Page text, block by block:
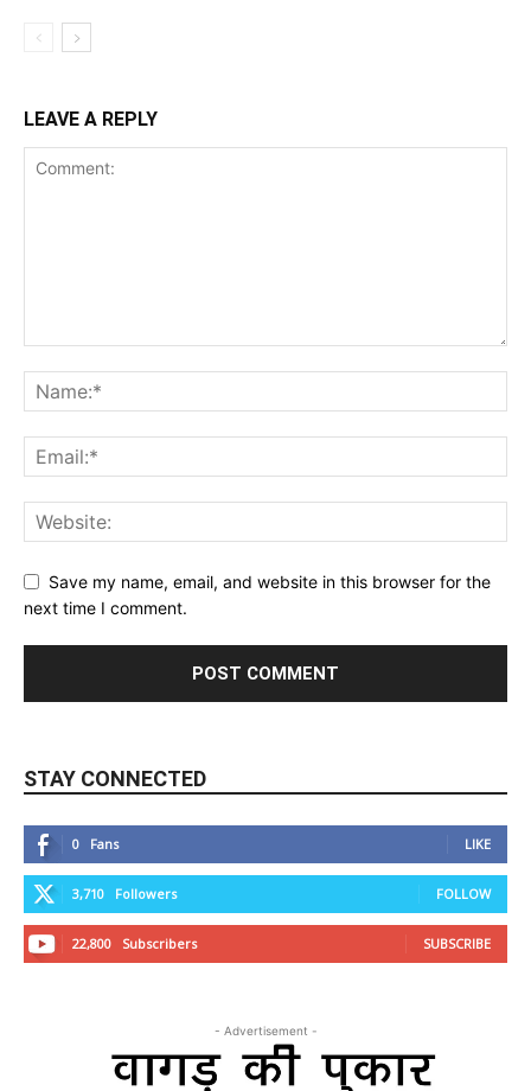
LEAVE A REPLY
Save my name, email, and website in this browser for the
next time I comment.
STAY CONNECTED
0 Fans LIKE
3,710 Followers FOLLOW
22,800 Subscribers SUBSCRIBE
- Advertisement -